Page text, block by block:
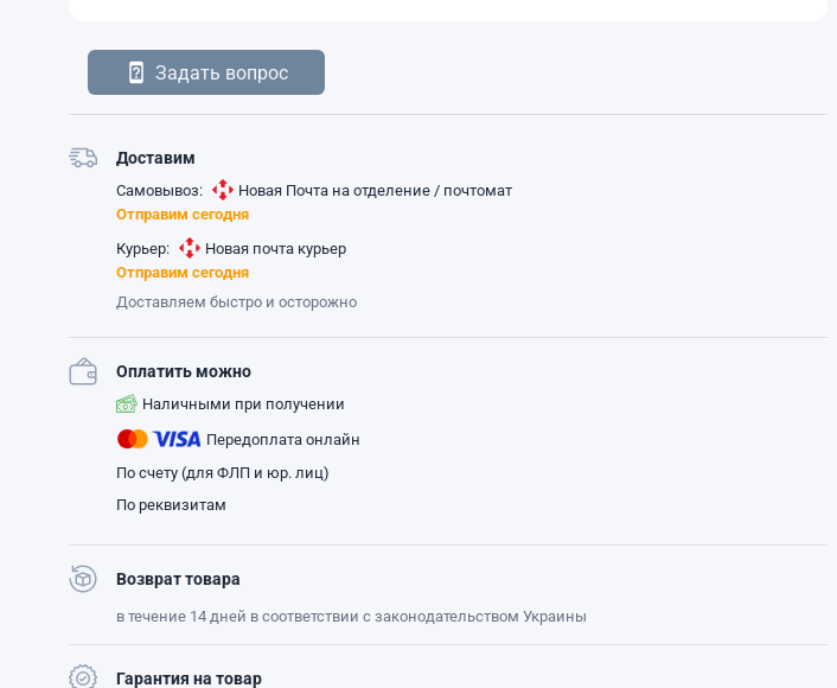
Задать вопрос
Доставим
Самовывоз:
Новая Почта на отделение / почтомат
Отправим сегодня
Курьер:
Новая почта курьер
Отправим сегодня
Доставляем быстро и осторожно
Оплатить можно
Наличными при получении
Передоплата онлайн
По счету (для ФЛП и юр. лиц)
По реквизитам
Возврат товара
в течение 14 дней в соответствии с законодательством Украины
Гарантия на товар